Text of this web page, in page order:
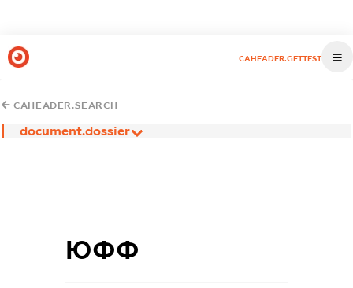
CAHEADER.GETTEST
CAHEADER.SEARCH
document.dossier
ЮФФ